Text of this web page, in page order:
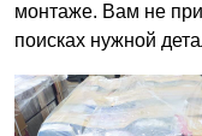
монтаже. Вам не
поисках нужной